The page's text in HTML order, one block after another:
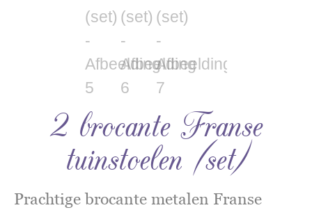
2 brocante Franse
tuinstoelen (set)
Prachtige brocante metalen Franse